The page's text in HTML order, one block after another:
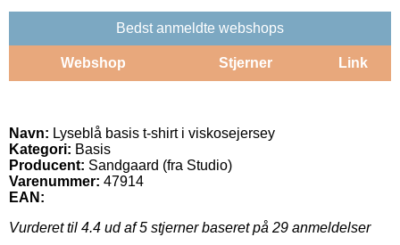
Bedst anmeldte webshops
Webshop Stjerner Link
Navn: Lyseblå basis t-shirt i viskosejersey
Kategori: Basis
Producent: Sandgaard (fra Studio)
Varenummer: 47914
EAN:
Vurderet til 4.4 ud af 5 stjerner baseret på 29 anmeldelser